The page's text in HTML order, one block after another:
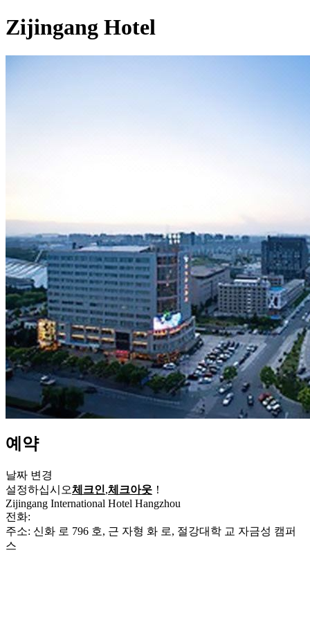
Zijingang Hotel
예약
날짜 변경
설정하십시오체크인,체크아웃 ！
Zijingang International Hotel Hangzhou
전화:
주소: 신화 로 796 호, 근 자형 화 로, 절강대학 교 자금성 캠퍼
스